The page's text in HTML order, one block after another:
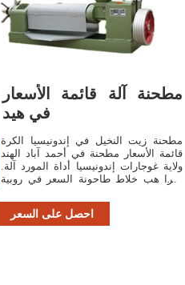
مطحنة آلة قائمة الأسعار
في هيد
مطحنة زيت النخيل في إندونيسيا الكرة
قائمة الأسعار مطحنة في أحمد آباد الهند
ولاية غوجارات إندونيسيا أداة المورد آلة.
الترا هب خلاط طاحونة السعر في روبية
طاحونة رمل فيبرو الرطب مطحنة
احصل على السعر